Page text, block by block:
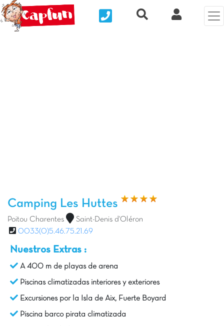
Nous contacterRecherche rapide
Mi
Camping Les Huttes
Poitou Charentes
Saint-Denis d'Oléron
0033(0)5.46.75.21.69
Nuestros Extras :
A 400 m de playas de arena
Piscinas climatizadas interiores y exteriores
Excursiones por la Isla de Aix, Fuerte Boyard
Piscina barco pirata climatizada